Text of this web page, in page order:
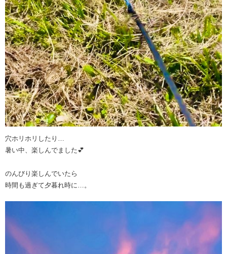
穴ホリホリしたり…
暑い中、楽しんでました💕
のんびり楽しんでいたら
時間も過ぎて夕暮れ時に…。